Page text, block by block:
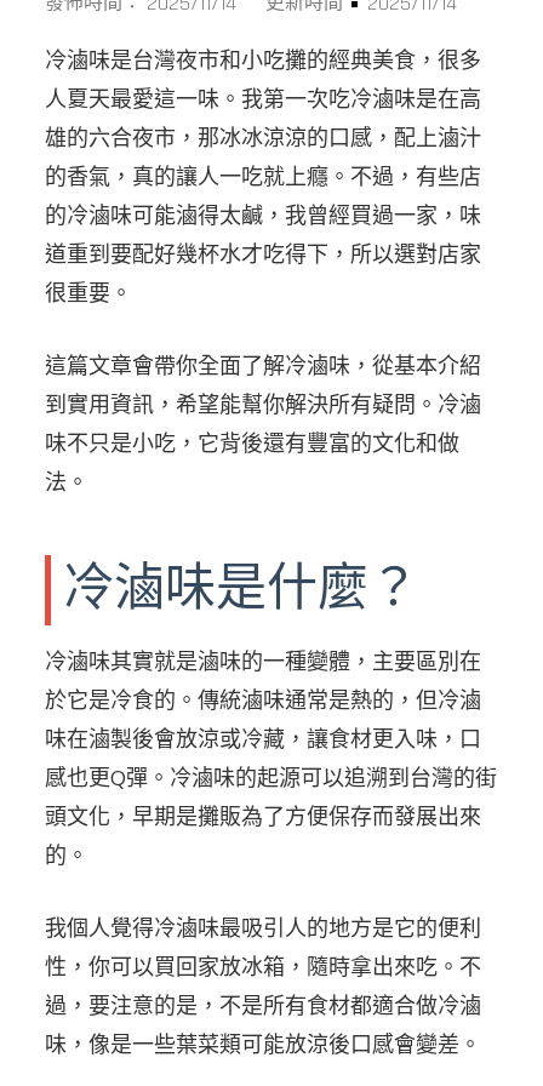
冷滷味是台灣夜市和小吃攤的經典美食，很多
人夏天最愛這一味。我第一次吃冷滷味是在高
雄的六合夜市，那冰冰涼涼的口感，配上滷汁
的香氣，真的讓人一吃就上癮。不過，有些店
的冷滷味可能滷得太鹹，我曾經買過一家，味
道重到要配好幾杯水才吃得下，所以選對店家
很重要。
這篇文章會帶你全面了解冷滷味，從基本介紹
到實用資訊，希望能幫你解決所有疑問。冷滷
味不只是小吃，它背後還有豐富的文化和做
法。
冷滷味是什麼？
冷滷味其實就是滷味的一種變體，主要區別在
於它是冷食的。傳統滷味通常是熱的，但冷滷
味在滷製後會放涼或冷藏，讓食材更入味，口
感也更Q彈。冷滷味的起源可以追溯到台灣的街
頭文化，早期是攤販為了方便保存而發展出來
的。
我個人覺得冷滷味最吸引人的地方是它的便利
性，你可以買回家放冰箱，隨時拿出來吃。不
過，要注意的是，不是所有食材都適合做冷滷
味，像是一些葉菜類可能放涼後口感會變差。